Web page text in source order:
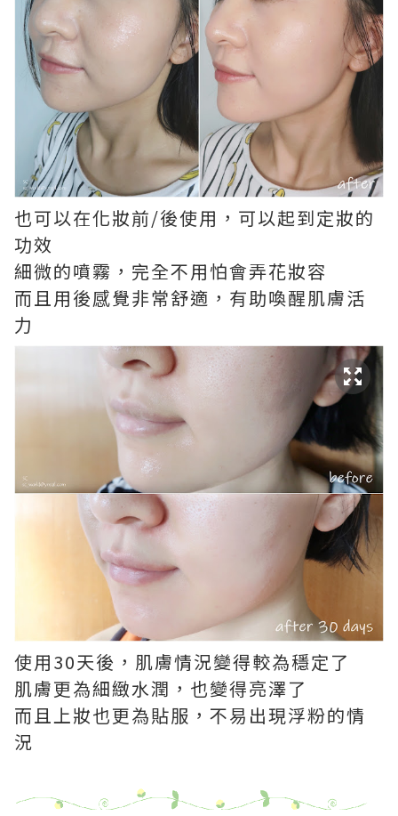
也可以在化妝前/後使用，可以起到定妝的
功效
細微的噴霧，完全不用怕會弄花妝容
而且用後感覺非常舒適，有助喚醒肌膚活
力
使用30天後，肌膚情況變得較為穩定了
肌膚更為細緻水潤，也變得亮澤了
而且上妝也更為貼服，不易出現浮粉的情
況